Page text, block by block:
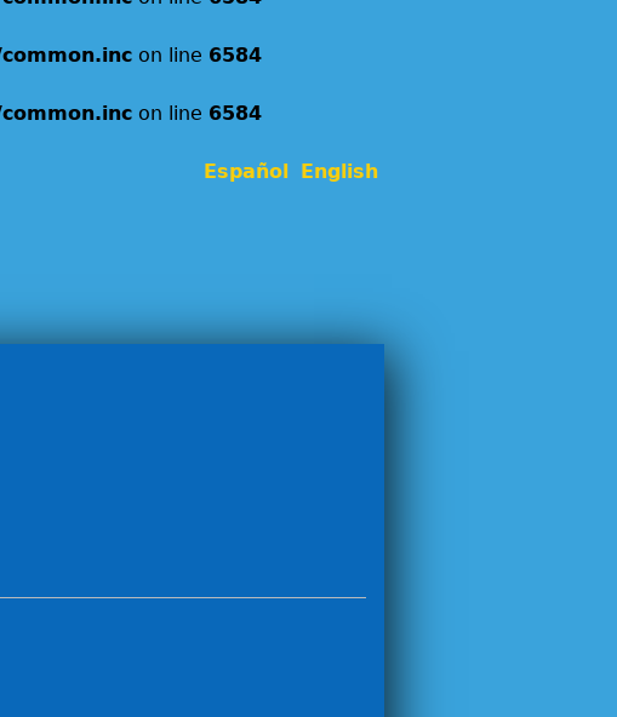
on line 6584
on line 6584
English
Español